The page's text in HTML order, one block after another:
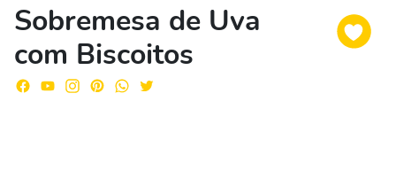
Sobremesa de Uva
com Biscoitos
Em uma frigideira grande, em fogo